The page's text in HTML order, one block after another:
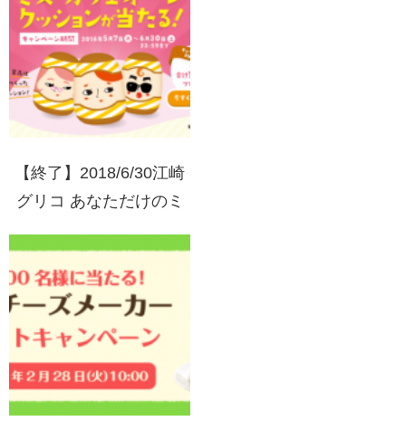
【終了】2018/6/30江崎
グリコ あなただけのミ
ョンが当たる！SNS投稿
キャンペーン